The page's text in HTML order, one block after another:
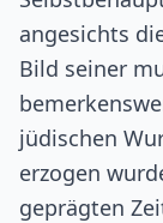
angesichts
Bild seiner
jüdischen
erzogen
geprägten